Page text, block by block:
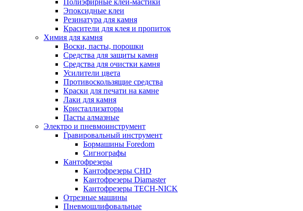
Полиэфирные клеи-мастики
Эпоксидные клеи
Резинатура для камня
Красители для клея и пропиток
Химия для камня
Воски, пасты, порошки
Средства для защиты камня
Средства для очистки камня
Усилители цвета
Противоскользящие средства
Краски для печати на камне
Лаки для камня
Кристаллизаторы
Пасты алмазные
Электро и пневмоинструмент
Гравировальный инструмент
Бормашины Foredom
Сигнографы
Кантофрезеры
Кантофрезеры CHD
Кантофрезеры Diamaster
Кантофрезеры TECH-NICK
Отрезные машины
Пневмошлифовальные